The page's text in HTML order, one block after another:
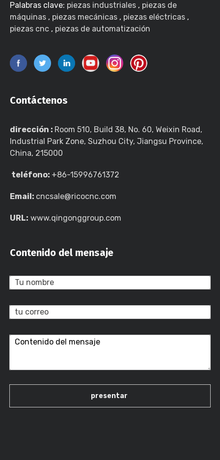
Palabras clave: piezas industriales , piezas de
máquinas , piezas mecánicas , piezas eléctricas ,
piezas cnc , piezas de automatización
Contáctenos
dirección : Room 510, Build 38, No. 60, Weixin Road,
Industrial Park Zone, Suzhou City, Jiangsu Province,
China, 215000
teléfono: +86-15996761372
Email: cncsale@ricocnc.com
URL: www.qingonggroup.com
Contenido del mensaje